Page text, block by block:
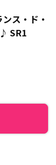
ス・ド・
SR1